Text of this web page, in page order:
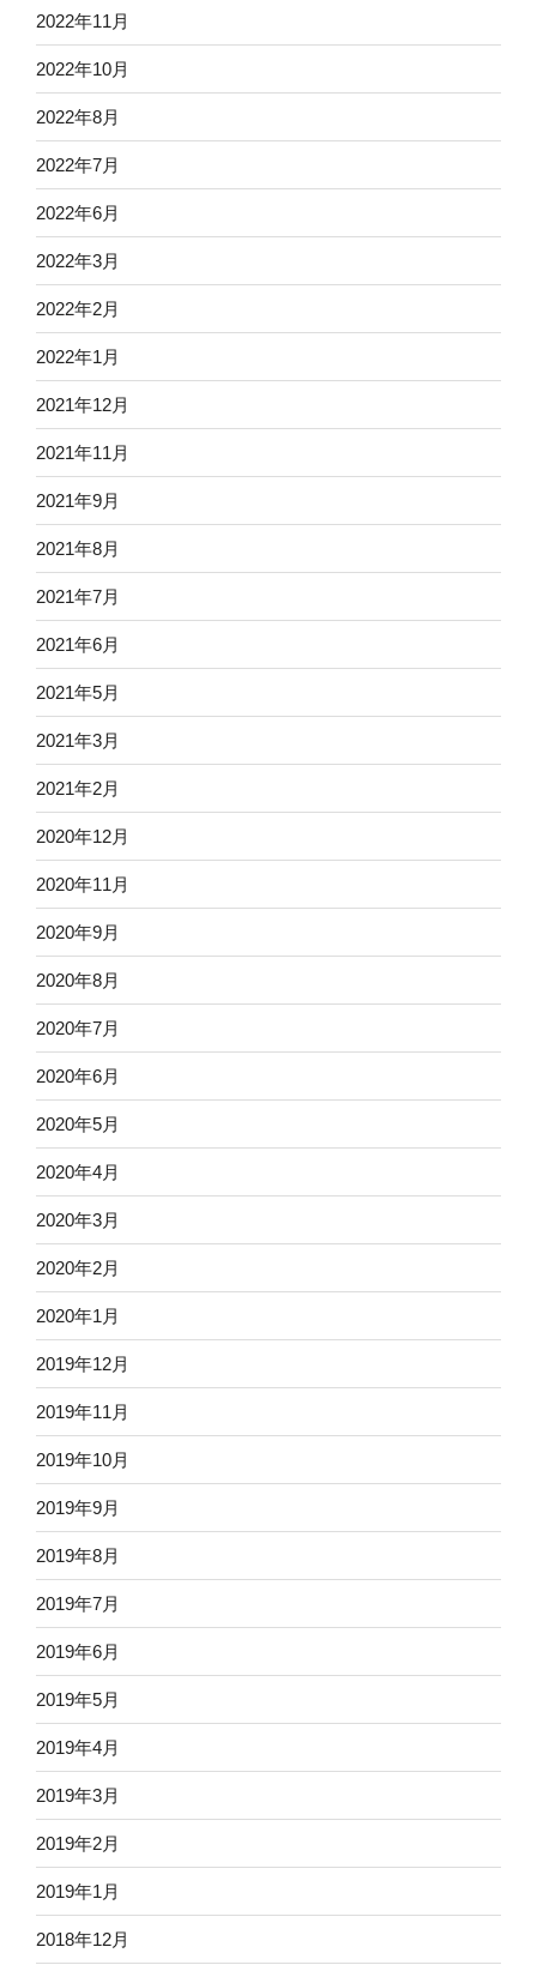
2022年11月
2022年10月
2022年8月
2022年7月
2022年6月
2022年3月
2022年2月
2022年1月
2021年12月
2021年11月
2021年9月
2021年8月
2021年7月
2021年6月
2021年5月
2021年3月
2021年2月
2020年12月
2020年11月
2020年9月
2020年8月
2020年7月
2020年6月
2020年5月
2020年4月
2020年3月
2020年2月
2020年1月
2019年12月
2019年11月
2019年10月
2019年9月
2019年8月
2019年7月
2019年6月
2019年5月
2019年4月
2019年3月
2019年2月
2019年1月
2018年12月